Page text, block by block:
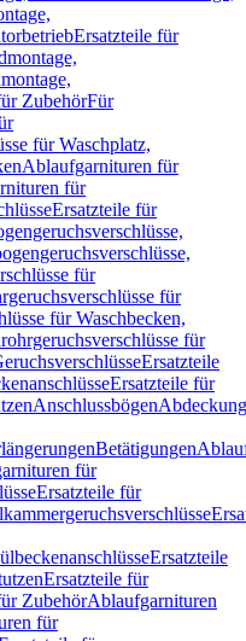
Ersatzteile für
ZubehörFür
für Waschplatz,
Ablaufgarnituren für
für
Ersatzteile für
für
für
für Waschbecken,
für
Ersatzteile
Ersatzteile für
Anschlussbögen
Betätigungen
für
Ersatzteile für
Ersatzteile
Ersatzteile für
ZubehörAblaufgarnituren
für